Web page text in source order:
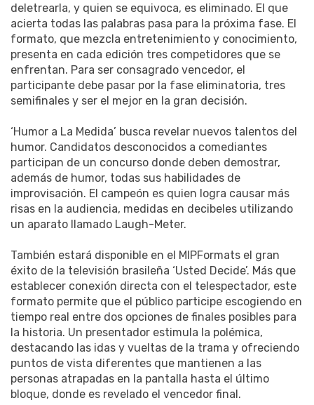
deletrearla, y quien se equivoca, es eliminado. El que
acierta todas las palabras pasa para la próxima fase. El
formato, que mezcla entretenimiento y conocimiento,
presenta en cada edición tres competidores que se
enfrentan. Para ser consagrado vencedor, el
participante debe pasar por la fase eliminatoria, tres
semifinales y ser el mejor en la gran decisión.
‘Humor a La Medida’ busca revelar nuevos talentos del
humor. Candidatos desconocidos a comediantes
participan de un concurso donde deben demostrar,
además de humor, todas sus habilidades de
improvisación. El campeón es quien logra causar más
risas en la audiencia, medidas en decibeles utilizando
un aparato llamado Laugh-Meter.
También estará disponible en el MIPFormats el gran
éxito de la televisión brasileña ‘Usted Decide’. Más que
establecer conexión directa con el telespectador, este
formato permite que el público participe escogiendo en
tiempo real entre dos opciones de finales posibles para
la historia. Un presentador estimula la polémica,
destacando las idas y vueltas de la trama y ofreciendo
puntos de vista diferentes que mantienen a las
personas atrapadas en la pantalla hasta el último
bloque, donde es revelado el vencedor final.